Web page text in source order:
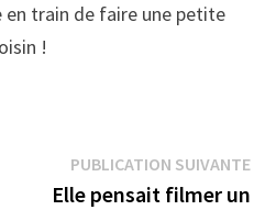
train de faire une petite
!
:
PUBLICATION SUIVANTE
Elle pensait filmer un